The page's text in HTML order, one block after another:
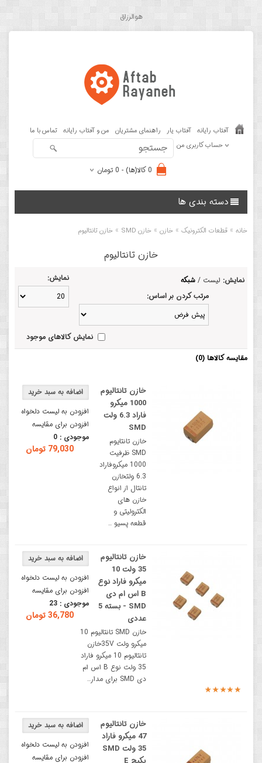
هوالرزاق
آفتاب رایانه آفتاب یار راهنمای مشتریان من و آفتاب رایانه تماس با ما
حساب کاربری من
0 کالا(ها) - 0 تومان
دسته بندی ها
خانه » قطعات الکترونیک » خازن » خازن SMD » خازن تانتالیوم
خازن تانتالیوم
نمایش: لیست / شبکه
نمایش:
مرتب کردن بر اساس:
نمایش کالاهای موجود
مقایسه کالاها (0)
افزودن به لیست دلخواه
افزودن برای مقایسه
موجودی : 0
79,030 تومان
خازن تانتالیوم
1000 میکرو
فاراد 6.3 ولت
SMD
خازن تانتایوم
SMD ظرفیت
1000 میکروفاراد
6.3 ولتخازن
تانتال از انواع
خازن های
الکترولیتی و
قطعه پسیو ..
افزودن به لیست دلخواه
افزودن برای مقایسه
موجودی : 23
36,780 تومان
خازن تانتالیوم
35 ولت 10
میکرو فاراد نوع
B اس ام دی
SMD - بسته 5
عددی
خازن SMD تانتالیوم 10
میکرو ولت 35Vخازن
تانتالیوم 10 میکرو فاراد
35 ولت نوع B اس ام
دی SMD برای مدار..
افزودن به لیست دلخواه
افزودن برای مقایسه
خازن تانتالیوم
47 میکرو فاراد
35 ولت SMD